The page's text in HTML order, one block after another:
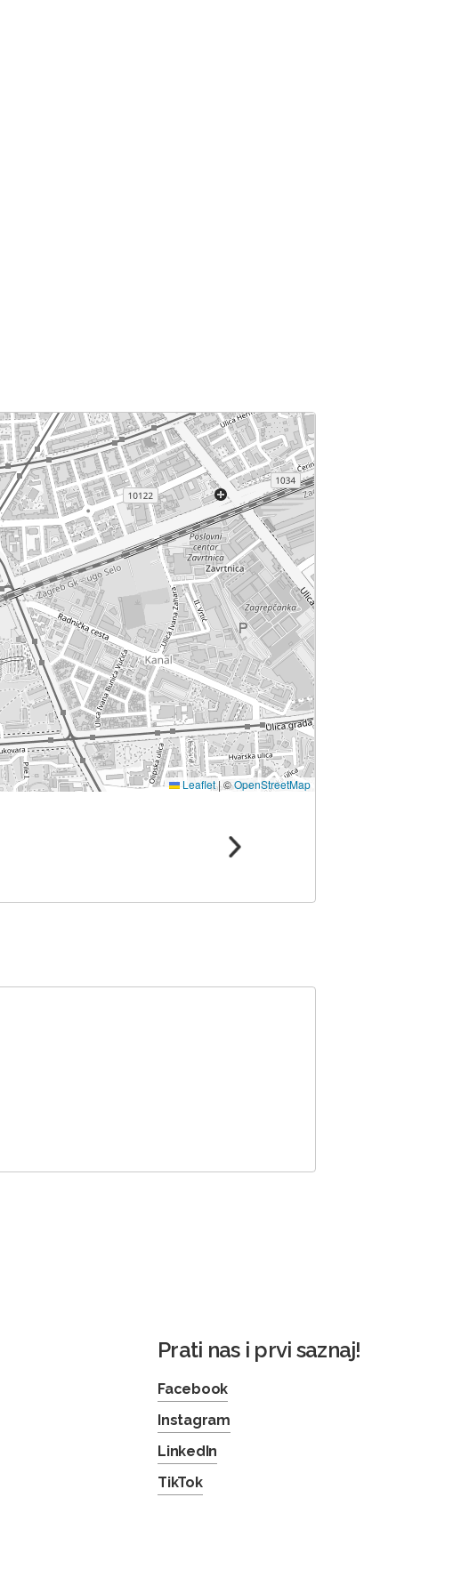
Leaflet |©OpenStreetMap
Prati nas i prvi saznaj!
Facebook
Instagram
LinkedIn
TikTok